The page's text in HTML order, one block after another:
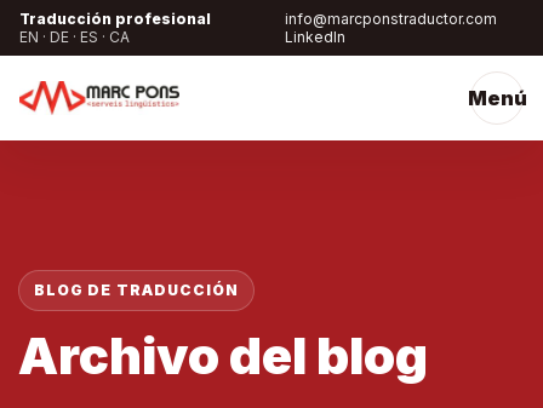
Traducción profesional
EN · DE · ES · CA
info@marcponstraductor.com
LinkedIn
Menú
BLOG DE TRADUCCIÓN
Archivo del blog